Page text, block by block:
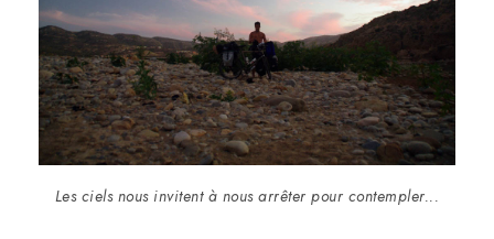
Les ciels nous invitent à nous arrêter pour contempler...